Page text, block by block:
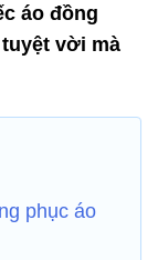
áo đồng
vời mà
phục áo